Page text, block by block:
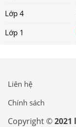
Lớp 4
Lớp 1
Liên hệ
Chính sách
Copyright ©2021